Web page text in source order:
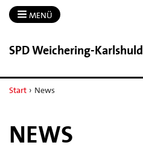
MENÜ
SPD Weichering-​Karlshuld
Start › News
NEWS